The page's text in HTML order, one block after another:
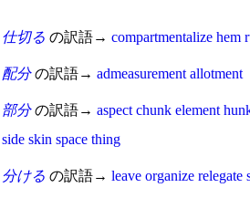
仕切る の訳語→ compartmentalize hem
配分の訳語→ admeasurement allotment
部分の訳語→ aspect chunk element
side skin space thing
分ける の訳語→ leave organize relegate